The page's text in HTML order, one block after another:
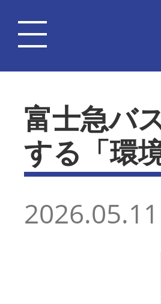
富士急バ
する「環
2026.05.11